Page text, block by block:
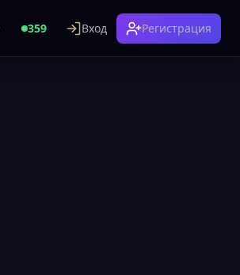
359 Вход Регистрация